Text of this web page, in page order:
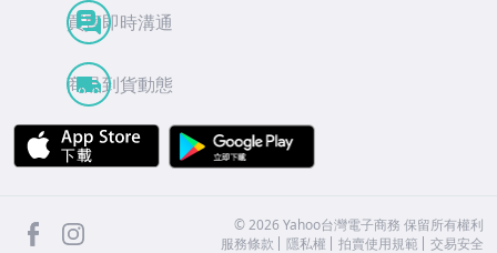
買賣即時溝通
商品到貨動態
APP Store
facebook ©2026 Yahoo台灣電子商務 保留所有權利
服務條款
隱私權 拍賣使用規範 交易安全